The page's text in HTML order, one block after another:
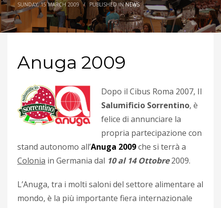
SUNDAY, 15 MARCH 2009 / PUBLISHED INNEWS
Anuga 2009
Dopo il Cibus Roma 2007, Il
Salumificio Sorrentino, è
felice di annunciare la
propria partecipazione con
stand autonomo all’Anuga 2009che si terrà a
Colonia in Germania dal 10 al 14 Ottobre2009.
L’Anuga, tra i molti saloni del settore alimentare al
mondo, è la più importante fiera internazionale